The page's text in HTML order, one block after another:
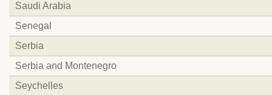
Saudi Arabia
Senegal
Serbia
Serbia and Montenegro
Seychelles